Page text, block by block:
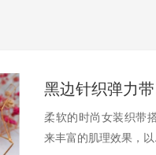
柔软的时尚女装织带
来丰富的肌理效果，